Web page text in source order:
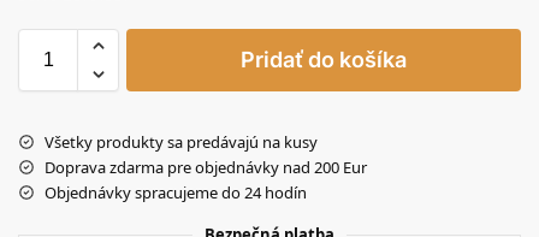
Pridať do košíka
Všetky produkty sa predávajú na kusy
Doprava zdarma pre objednávky nad 200 Eur
Objednávky spracujeme do 24 hodín